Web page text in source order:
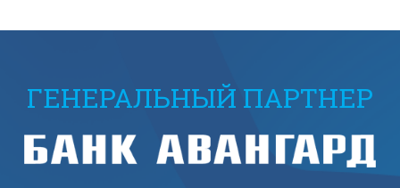
ГЕНЕРАЛЬНЫЙ ПАРТНЕР